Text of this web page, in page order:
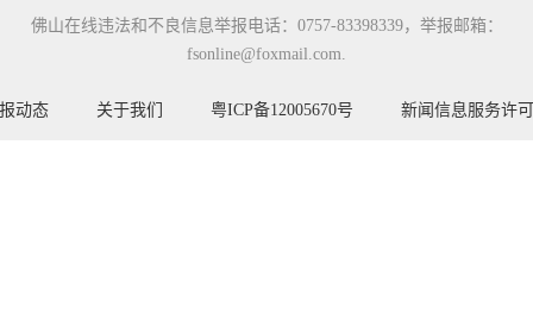
佛山在线违法和不良信息举报电话：0757-83398339，举报邮箱：
fsonline@foxmail.com.
动态 关于我们 粤ICP备12005670号 新闻信息服务许